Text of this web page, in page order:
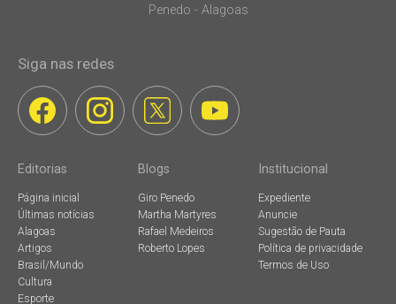
Penedo - Alagoas
Siga nas redes
Editorias
Página inicial
Últimas notícias
Alagoas
Artigos
Brasil/Mundo
Cultura
Esporte
Blogs
Giro Penedo
Martha Martyres
Rafael Medeiros
Roberto Lopes
Institucional
Expediente
Anuncie
Sugestão de Pauta
Política de privacidade
Termos de Uso